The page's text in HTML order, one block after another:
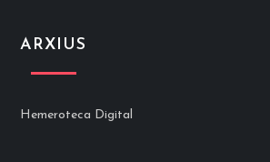
ARXIUS
Hemeroteca Digital